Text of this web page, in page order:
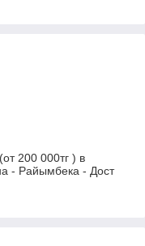
200 000тг ) в
- Райымбека - Дост